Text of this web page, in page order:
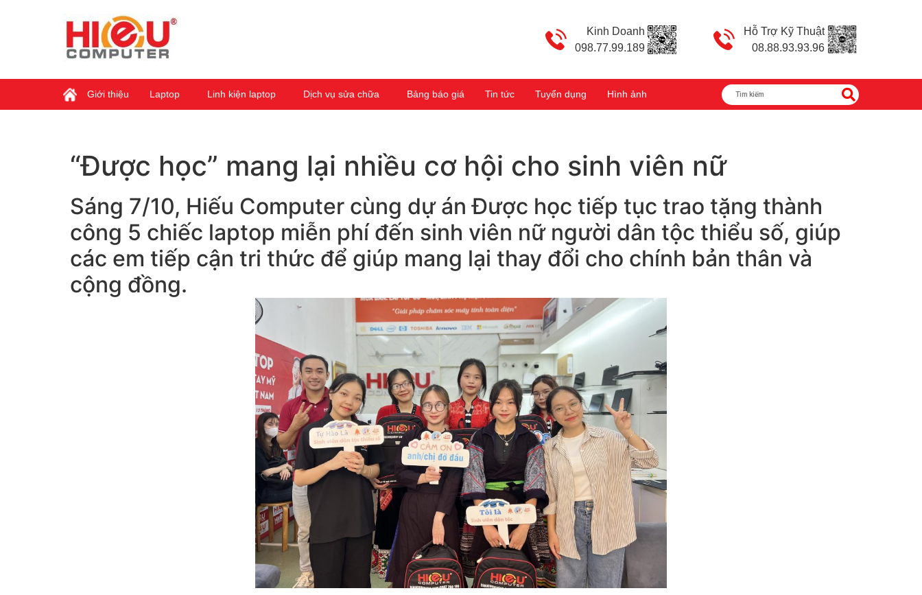
Kinh Doanh
098.77.99.189
Hỗ Trợ Kỹ Thuật
08.88.93.93.96
Giới thiệu Laptop Linh kiện laptop Dịch vụ sửa chữa Bảng báo giá Tin tức Tuyển dụng Hình ảnh
“Được học” mang lại nhiều cơ hội cho sinh viên nữ
Sáng 7/10, Hiếu Computer cùng dự án Được học tiếp tục trao tặng thành
công 5 chiếc laptop miễn phí đến sinh viên nữ người dân tộc thiểu số, giúp
các em tiếp cận tri thức để giúp mang lại thay đổi cho chính bản thân và
cộng đồng.